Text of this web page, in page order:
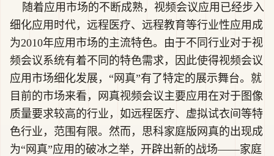
随着应用市场的不断成熟，视频会议应用已经步入
细化应用时代，远程医疗、远程教育等行业性应用成
为2010年应用市场的主流特色。由于不同行业对于视
频会议系统有着不同的特色需求，因此使得视频会议
应用市场细化发展，“网真”有了特定的展示舞台。就
目前的市场来看，网真视频会议主要应用在对于图像
质量要求较高的行业，如远程医疗、虚拟试衣间等特
色行业，范围有限。然而，思科家庭版网真的出现成
为“网真”应用的破冰之举，开辟出新的战场——家庭